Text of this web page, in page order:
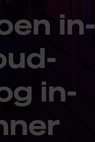
in­
in­